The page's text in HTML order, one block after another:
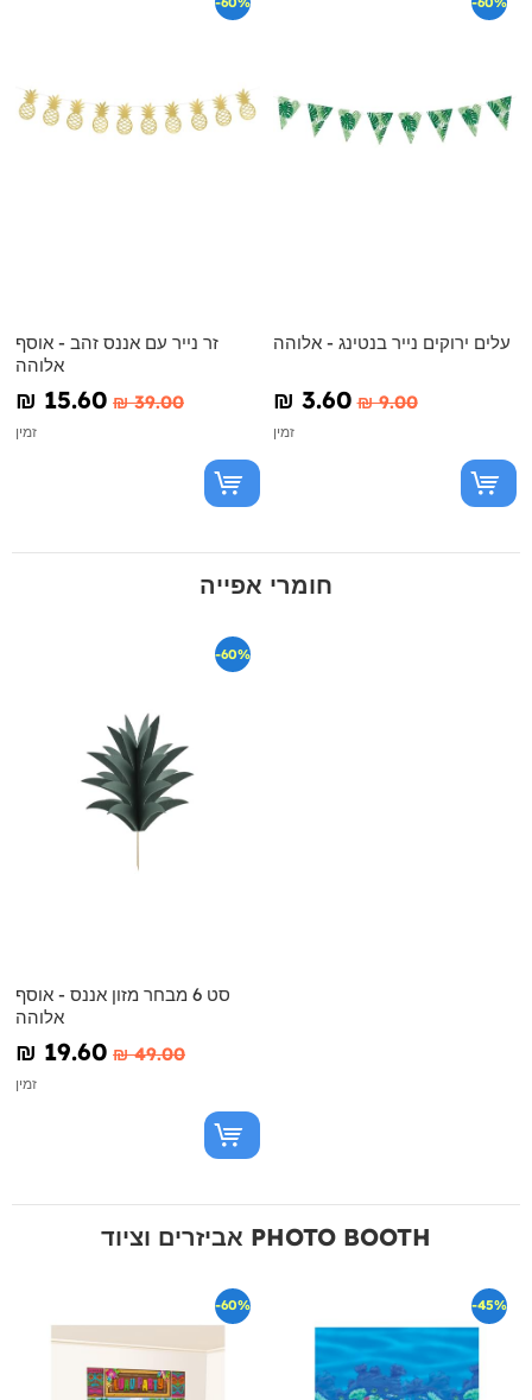
זר נייר עם אננס זהב - אוסף
אלוהה
₪‎ 15.60 ₪‎ 39.00
זמין
עלים ירוקים נייר בנטינג - אלוהה
₪‎ 3.60 ₪‎ 9.00
זמין
חומרי אפייה
-60%
סט 6 מבחר מזון אננס - אוסף
אלוהה
₪‎ 19.60 ₪‎ 49.00
זמין
אביזרים וציוד PHOTO BOOTH
-60% -45%